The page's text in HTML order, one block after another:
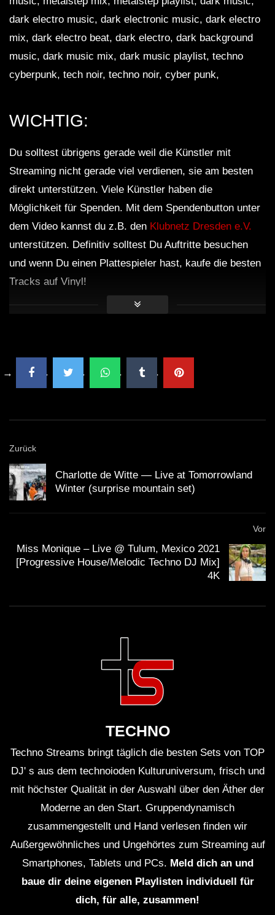
dark electro music, dark electronic music, dark electro
mix, dark electro beat, dark electro, dark background
music, dark music mix, dark music playlist, techno
cyberpunk, tech noir, techno noir, cyber punk,
WICHTIG:
Du solltest übrigens gerade weil die Künstler mit
Streaming nicht gerade viel verdienen, sie am besten
direkt unterstützen. Viele Künstler haben die
Möglichkeit für Spenden. Mit dem Spendenbutton unter
dem Video kannst du z.B. den Klubnetz Dresden e.V.
unterstützen. Definitiv solltest Du Auftritte besuchen
und wenn Du einen Plattespieler hast, kaufe die besten
Tracks auf Vinyl!
Zurück
Charlotte de Witte — Live at Tomorrowland
Winter (surprise mountain set)
Vor
Miss Monique – Live @ Tulum, Mexico 2021
[Progressive House/Melodic Techno DJ Mix]
4K
TECHNO
Techno Streams bringt täglich die besten Sets von TOP
DJ' s aus dem technoioden Kulturuniversum, frisch und
mit höchster Qualität in der Auswahl über den Äther der
Moderne an den Start. Gruppendynamisch
zusammengestellt und Hand verlesen finden wir
Außergewöhnliches und Ungehörtes zum Streaming auf
Smartphones, Tablets und PCs. Meld dich an und
baue dir deine eigenen Playlisten individuell für
dich, für alle, zusammen!